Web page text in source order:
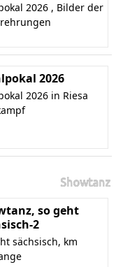
2026 , Bilder der
2026
2026 in Riesa
Showtanz
so geht
2
sächsisch, km